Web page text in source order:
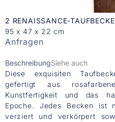
2 RENAISSANCE-
95 x 47 x 22 cm
Anfragen
BeschreibungSiehe auch
Diese exquisiten
gefertigt aus
Kunstfertigkeit und das
Epoche. Jedes Becken ist
verziert und verkörpert